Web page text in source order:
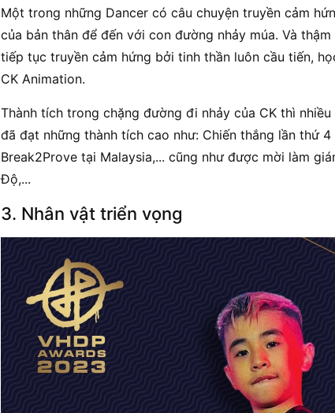
Một trong những Dancer có câu chuyện truyền cảm
của bản thân để đến với con đường nhảy múa. Và
tiếp tục truyền cảm hứng bởi tinh thần luôn cầu tiến,
CK Animation.
Thành tích trong chặng đường đi nhảy của CK thì
đã đạt những thành tích cao như: Chiến thắng lần thứ 4
Break2Prove tại Malaysia,... cũng như được mời làm
Độ,...
3. Nhân vật triển vọng